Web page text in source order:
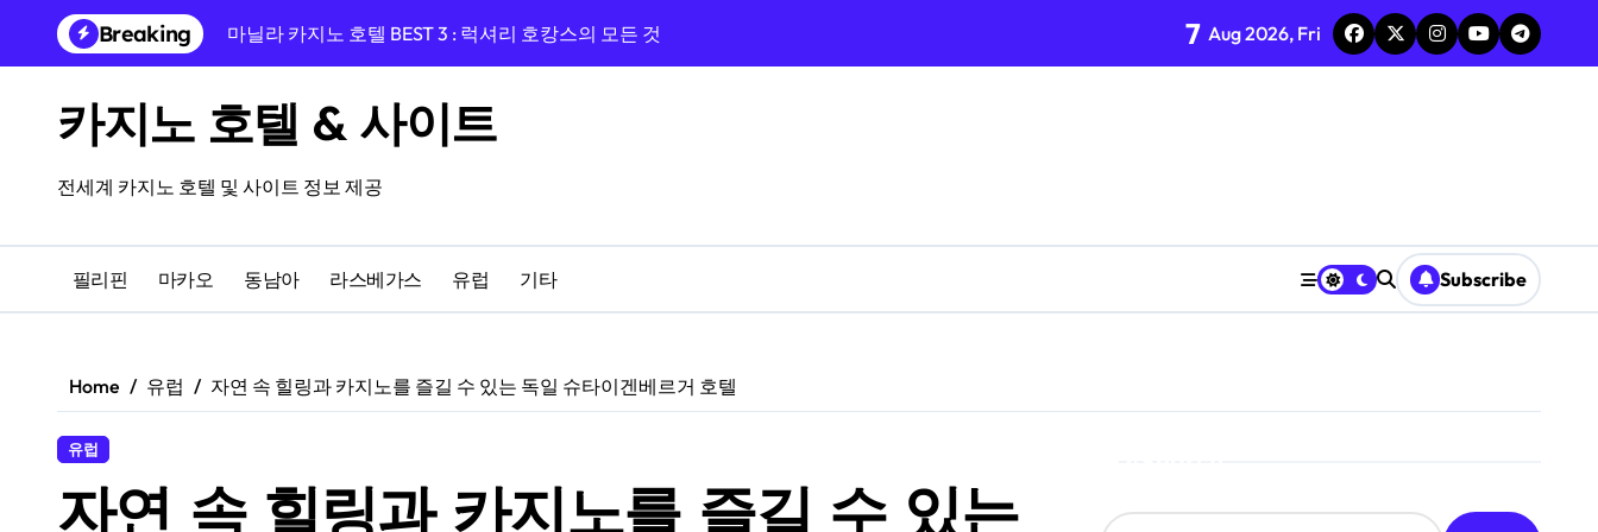
content
Breaking
마닐라 카지노 호텔 BEST 3 : 럭셔리 호캉스의 모든 것
프라하 중심, 프라이데이 호텔과 카지노 앰버서더 탐방기
프라하 여행의 완성, 호텔 리버티 프라하와 카지노 앰버서더 체험기
프라하 인 호텔 숙박 후기, 카지노 앰버서더까지 완벽 루트!
프라하 여행 완성! 페를라 호텔과 도보 3분 카지노 탐방기
카지노를 즐길 수 있는 올드한 매력의 프라하 골든 에이지
7 Aug 2026, Fri
카지노 호텔 & 사이트
전세계 카지노 호텔 및 사이트 정보 제공
필리핀 마카오 동남아 라스베가스 유럽 기타 Subscribe
Home 유럽 자연 속 힐링과 카지노를 즐길 수 있는 독일 슈타이겐베르거 호텔
유럽
자연 속 힐링과 카지노를 즐길 수 있는